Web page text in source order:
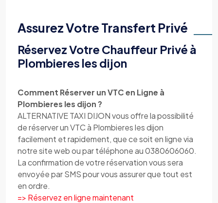
Assurez Votre Transfert Privé
Réservez Votre Chauffeur Privé à
Plombieres les dijon
Comment Réserver un VTC en Ligne à
Plombieres les dijon ?
ALTERNATIVE TAXI DIJON vous offre la possibilité
de réserver un VTC à Plombieres les dijon
facilement et rapidement, que ce soit en ligne via
notre site web ou par téléphone au 0380606060.
La confirmation de votre réservation vous sera
envoyée par SMS pour vous assurer que tout est
en ordre.
=> Réservez en ligne maintenant